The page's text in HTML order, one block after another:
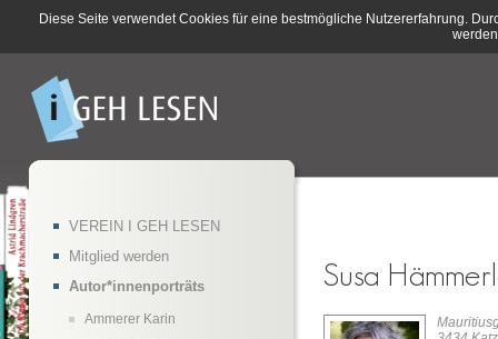
Diese Seite verwendet Cookies für eine bestmögliche Nutzererfahrung.
VEREIN I GEH LESEN
Mitglied werden
Autor*innenporträts
Ammerer Karin